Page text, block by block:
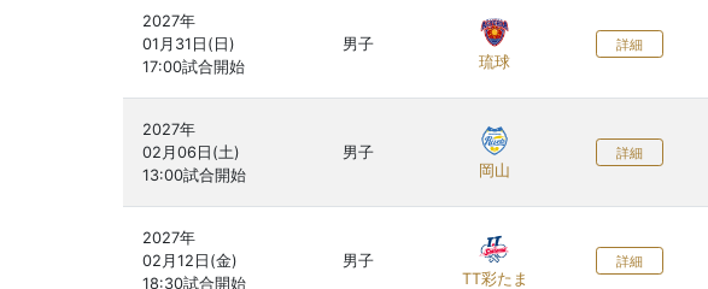
2027年
01月31日(日)
男子
琉球
詳細
2027年
02月06日(土)
男子
岡山
詳細
2027年
02月12日(金)
男子
TT彩たま
詳細